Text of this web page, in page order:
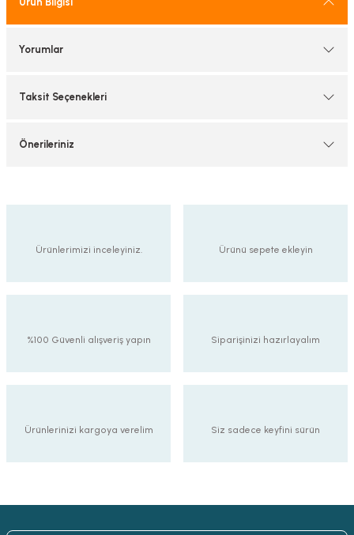
Armatür
Yorumlar
Taksit Seçenekleri
Önerileriniz
Ürünlerimizi inceleyiniz. Ürünü sepete ekleyin
%100 Güvenli alışveriş yapın Siparişinizi hazırlayalım
Ürünlerinizi kargoya verelim Siz sadece keyfini sürün